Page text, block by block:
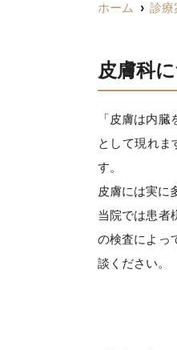
ホーム 診療
皮膚科
「皮膚は内
として現れま
す。
皮膚には実に
当院では患者
の検査によっ
談ください。